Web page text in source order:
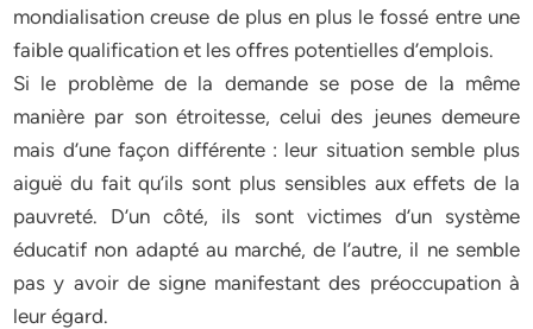
mondialisation creuse de plus en plus le fossé entre une
faible qualification et les offres potentielles d’emplois.
Si le problème de la demande se pose de la même
manière par son étroitesse, celui des jeunes demeure
mais d’une façon différente : leur situation semble plus
aiguë du fait qu’ils sont plus sensibles aux effets de la
pauvreté. D’un côté, ils sont victimes d’un système
éducatif non adapté au marché, de l’autre, il ne semble
pas y avoir de signe manifestant des préoccupation à
leur égard.